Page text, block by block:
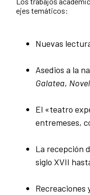
ejes temáticos:
Nuevas
Asedios a la
Galatea,
El «teatro
entremeses,
La recepción
siglo XVII
Recreaciones